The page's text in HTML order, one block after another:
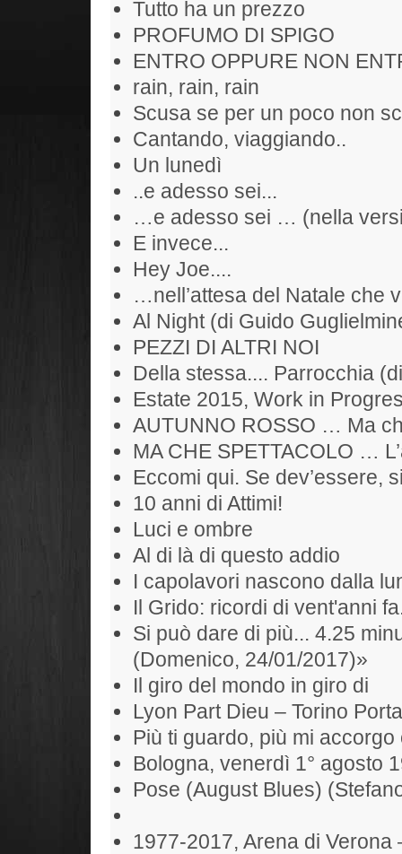
Tutto ha un prezzo
PROFUMO DI SPIGO
ENTRO OPPURE NON
rain, rain, rain
Scusa se per un poco non
Cantando, viaggiando..
Un lunedì
..e adesso sei...
…e adesso sei … (nella
E invece...
Hey Joe....
…nell’attesa del Natale che
Al Night (di Guido
PEZZI DI ALTRI NOI
Della stessa.... Parrocchia
Estate 2015, Work in
AUTUNNO ROSSO … Ma
MA CHE SPETTACOLO …
Eccomi qui. Se dev’essere,
10 anni di Attimi!
Luci e ombre
Al di là di questo addio
I capolavori nascono dalla
Il Grido: ricordi di vent'anni
Si può dare di più... 4.25
(Domenico, 24/01/2017)»
Il giro del mondo in giro di
Lyon Part Dieu – Torino
Più ti guardo, più mi accorgo
Bologna, venerdì 1° agosto
Pose (August Blues)
1977-2017, Arena di